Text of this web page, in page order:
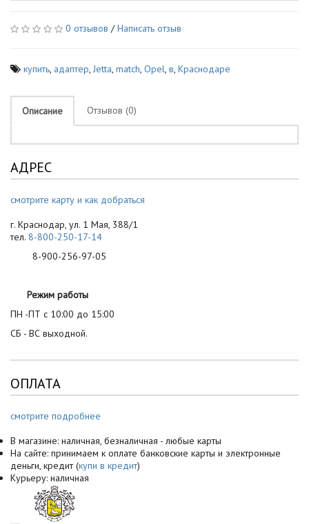
0 отзывов /Написать отзыв
купить, адаптер, Jetta, match, Opel, в, Краснодаре
Описание Отзывов (0)
АДРЕС
смотрите карту и как добраться
г. Краснодар, ул. 1 Мая, 388/1
тел. 8-800-250-17-14
8-900-256-97-05
Режим работы
ПН -ПТ с 10:00 до 15:00
СБ - ВС выходной.
ОПЛАТА
смотрите подробнее
В магазине: наличная, безналичная - любые карты
На сайте: принимаем к оплате банковские карты и электронные
деньги, кредит (купи в кредит)
Курьеру: наличная